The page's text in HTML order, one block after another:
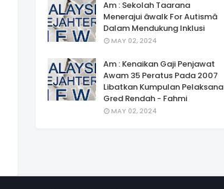
Am : Sekolah Taarana
Menerajui âwalk For Autismâ
Dalam Mendukung Inklusi
MAY 02, 2024
Am : Kenaikan Gaji Penjawat
Awam 35 Peratus Pada 2007
Libatkan Kumpulan Pelaksana
Gred Rendah - Fahmi
MAY 02, 2024